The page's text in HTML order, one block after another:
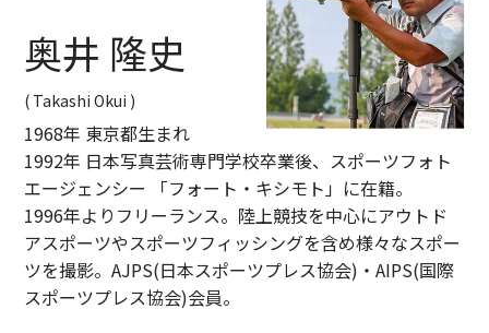
奥井 隆史
( Takashi Okui )
1968年 東京都生まれ
1992年 日本写真芸術専門学校卒業後、スポーツフォト
エージェンシー 「フォート・キシモト」に在籍。
1996年よりフリーランス。陸上競技を中心にアウトド
アスポーツやスポーツフィッシングを含め様々なスポー
ツを撮影。AJPS(日本スポーツプレス協会)・AIPS(国際
スポーツプレス協会)会員。